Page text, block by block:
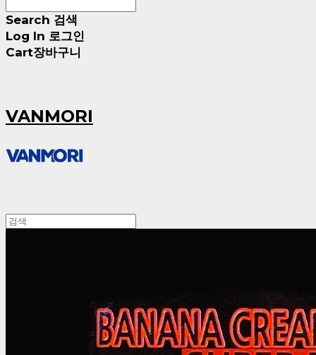
Search 검색
Log In 로그인
Cart장바구니
VANMORI